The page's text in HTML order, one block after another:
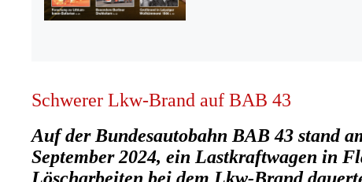
Schwerer Lkw-Brand auf BAB 43
Auf der Bundesautobahn BAB 43 stand
September 2024, ein Lastkraftwagen in
Löscharbeiten bei dem Lkw-Brand